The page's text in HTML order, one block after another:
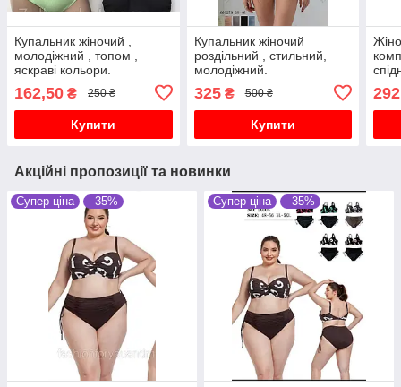
Купальник жіночий ,
молодіжний , топом ,
яскраві кольори.
162,50 ₴ 250 ₴
Купити
Купальник жіночий
роздільний , стильний,
молодіжний.
325₴ 500 ₴
Купити
Акційні пропозиції та новинки
Супер ціна –35% Супер ціна –35%